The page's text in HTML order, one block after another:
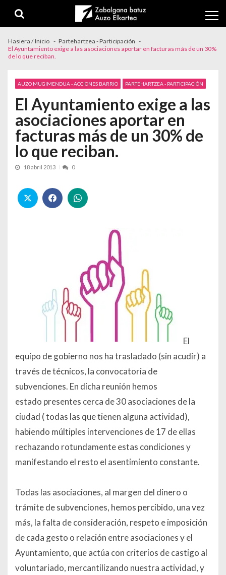
Hasiera / Inicio
Partehartzea - Participación
El Ayuntamiento exige a las asociaciones aportar en facturas más de un 30%
de lo que reciban.
AUZO MUGIMENDUA - ACCIONES BARRIO PARTEHARTZEA - PARTICIPACIÓN
El Ayuntamiento exige a las
asociaciones aportar en
facturas más de un 30% de
lo que reciban.
18 abril 2013 0
El
equipo de gobierno nos ha trasladado (sin acudir) a
través de técnicos, la convocatoria de
subvenciones. En dicha reunión hemos
estado presentes cerca de 30 asociaciones de la
ciudad ( todas las que tienen alguna actividad),
habiendo múltiples intervenciones de 17 de ellas
rechazando rotundamente estas condiciones y
manifestando el resto el asentimiento constante.
Todas las asociaciones, al margen del dinero o
trámite de subvenciones, hemos percibido, una vez
más, la falta de consideración, respeto e imposición
de cada gesto o relación entre asociaciones y el
Ayuntamiento, que actúa con criterios de castigo al
voluntariado, mercantilizando nuestra actividad, y